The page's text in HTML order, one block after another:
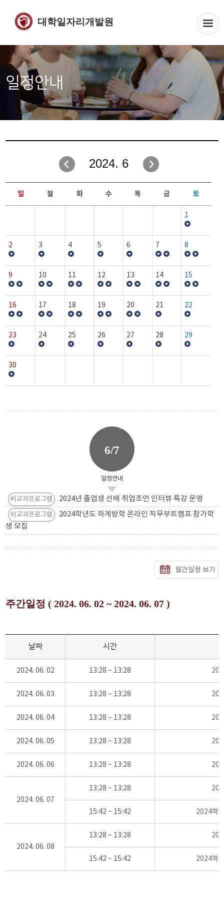
대학일자리개발원
일정안내
2024. 6
일 월 화 수 목 금 토
1
2 3 4 5 6 7 8
9 10 11 12 13 14 15
16 17 18 19 20 21 22
23 24 25 26 27 28 29
30
6/7
일정안내
비교과프로그램 2024년 졸업생 선배 취업조언 인터뷰 특강 운영
비교과프로그램
2024학년도 하계방학 온라인 직무부트캠프 참가학
생 모집
월간일정 보기
주간일정 ( 2024. 06. 02 ~ 2024. 06. 07 )
날짜 시간
2024. 06. 02 13:28 ~ 13:28
2024. 06. 03 13:28 ~ 13:28
2024. 06. 04 13:28 ~ 13:28
2024. 06. 05 13:28 ~ 13:28
2024. 06. 06 13:28 ~ 13:28
2024. 06. 07
13:28 ~ 13:28
15:42 ~ 15:42 2024학
2024. 06. 08
13:28 ~ 13:28
15:42 ~ 15:42 2024학